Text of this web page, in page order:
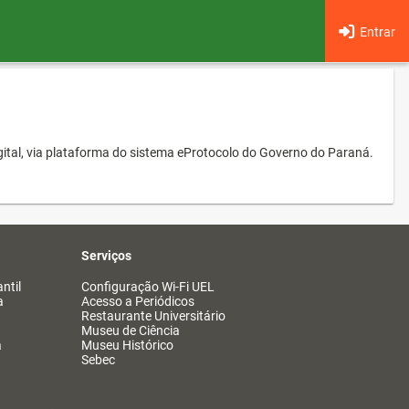
Entrar
via plataforma do sistema eProtocolo do Governo do Paraná.
Serviços
Configuração Wi-Fi UEL
Acesso a Periódicos
Restaurante Universitário
Museu de Ciência
Museu Histórico
Sebec